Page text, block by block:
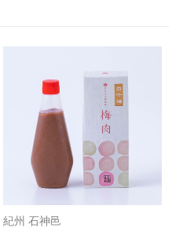
紀州 石神邑